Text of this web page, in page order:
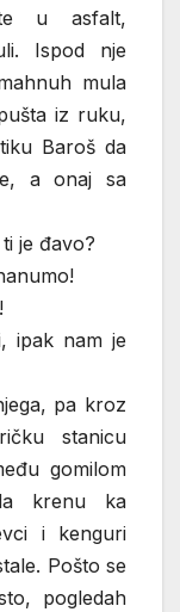
u asfalt,
Ispod nje
mula
iz ruku,
Baroš da
a onaj sa
je đavo?
ipak nam je
pa kroz
stanicu
gomilom
krenu ka
i kenguri
Pošto se
pogledah